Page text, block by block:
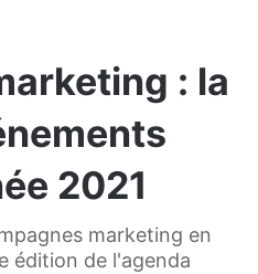
: la
2021
marketing en
édition de l'agenda